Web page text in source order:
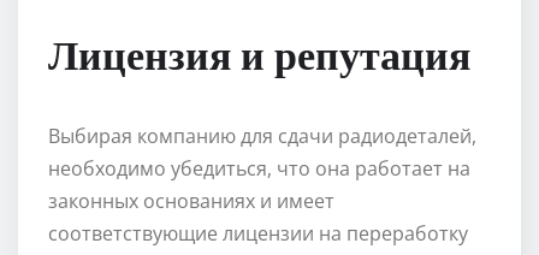
Лицензия и репутация
Выбирая компанию для сдачи радиодеталей,
необходимо убедиться, что она работает на
законных основаниях и имеет
соответствующие лицензии на переработку